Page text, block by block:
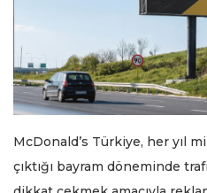
McDonald’s Türkiye, her yıl
çıktığı bayram döneminde